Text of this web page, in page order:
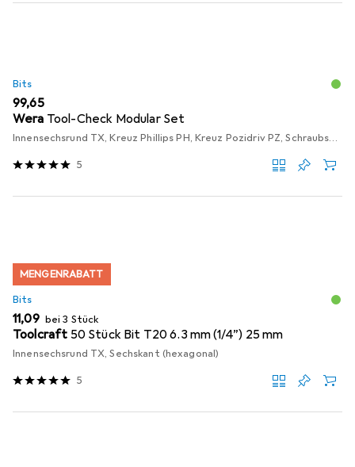
Bits
EUR
99,65
Wera Tool-Check Modular Set
Innensechsrund TX, Kreuz Phillips PH, Kreuz Pozidriv PZ, Schraubschlitz
5
MENGENRABATT
Bits
EUR
11,09 bei 3 Stück
Toolcraft 50 Stück Bit T20 6.3 mm (1/4”) 25 mm
Innensechsrund TX, Sechskant (hexagonal)
5